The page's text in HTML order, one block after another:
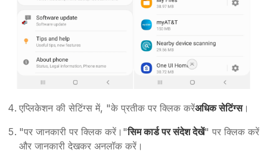
एप्लिकेशन की सेटिंग्स में, "के प्रतीक पर क्लिक करेंअधिक सेटिंग्स।
"पर जानकारी पर क्लिक करें।"सिम कार्ड पर संदेश देखें" पर क्लिक करें
और जानकारी देखकर अनलॉक करें।